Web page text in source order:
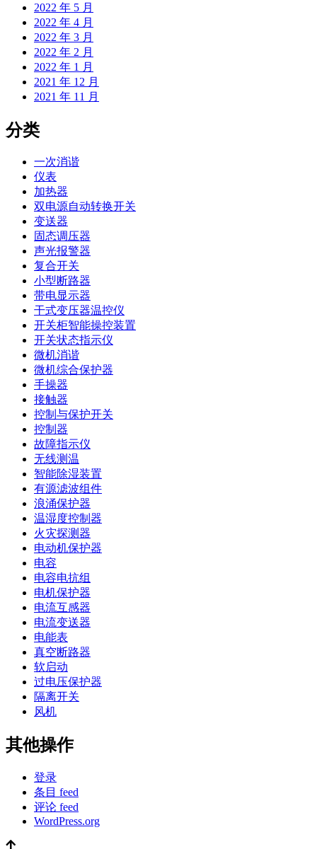
2022 年 5 月
2022 年 4 月
2022 年 3 月
2022 年 2 月
2022 年 1 月
2021 年 12 月
2021 年 11 月
分类
一次消谐
仪表
加热器
双电源自动转换开关
变送器
固态调压器
声光报警器
复合开关
小型断路器
带电显示器
干式变压器温控仪
开关柜智能操控装置
开关状态指示仪
微机消谐
微机综合保护器
手操器
接触器
控制与保护开关
控制器
故障指示仪
无线测温
智能除湿装置
有源滤波组件
浪涌保护器
温湿度控制器
火灾探测器
电动机保护器
电容
电容电抗组
电机保护器
电流互感器
电流变送器
电能表
真空断路器
软启动
过电压保护器
隔离开关
风机
其他操作
登录
条目 feed
评论 feed
WordPress.org